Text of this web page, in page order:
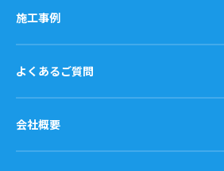
施工事例
よくあるご質問
会社概要